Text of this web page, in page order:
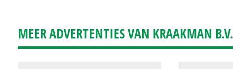
MEER ADVERTENTIES VAN KRAAKMAN B.V.